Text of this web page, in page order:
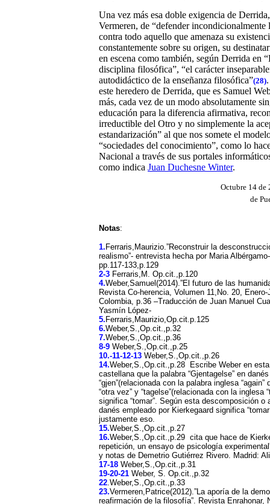
Una vez más esa doble exigencia de
Vermeren, de “defender incondicionalmente
contra todo aquello que amenaza su
constantemente sobre su origen, su
en escena como también, según Derrida en
disciplina filosófica”, “el carácter
autodidáctico de la enseñanza filosófica”(28)
este heredero de Derrida, que es Samuel
más, cada vez de un modo absolutamente
educación para la diferencia afirmativa,
irreductible del Otro y no simplemente la
estandarización” al que nos somete el
“sociedades del conocimiento”, como lo
Nacional a través de sus portales
como indica Juan Duchesne Winter.
Octubre 14
de
Notas:
1. Ferraris,Maurizio.”Reconstruir la
realismo”- entrevista hecha por Maria
pp.117-133,p.129
2-3 Ferraris,M. Op.cit.,p.120
4.Weber,Samuel(2014).”El futuro de las
Revista Co-herencia, Volumen 11,No. 20,
Colombia, p.36 –Traducción de Juan Manuel
Yasmín López-
5. Ferraris,Maurizio,Op.cit.p.125
6.Weber,S.,Op.cit.,p.32
7.Weber,S.,Op.cit.,p.36
8-9 Weber,S.,Op.cit.,p.25
10.-11-12-13 Weber,S.,Op.cit.,p.26
14.Weber,S.,Op.cit.,p.28
Escribe Weber en
castellana que la palabra “Gjentagelse” en
“gjen”(relacionada con la palabra inglesa
“otra vez” y “tagelse”(relacionada con la inglesa
significa “tomar”. Según esta descomposición
danés empleado por Kierkegaard significa
justamente eso.
15.Weber,S.,Op.cit.,p.27
16.Weber,S.,Op.cit.,p.29 cita que hace de
repetición, un ensayo de psicología
y notas de Demetrio Gutiérrez Rivero. Madrid:
17-18 Weber,S.,Op.cit.,p.31
19-20-21 Weber, S. Op.cit.,p.32
22.Weber,S.,Op.cit.,p.33
23.Vermeren,Patrice(2012).”La aporía de la
reafirmación de la filosofía”. Revista Enrahonar,